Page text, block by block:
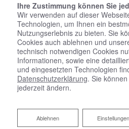
IHR
Ihre Zustimmung können Sie
Wir verwenden auf dieser
Technologien, um Ihnen ein
Nutzungserlebnis zu bieten. Sie
Cookies auch ablehnen und
technisch notwendigen Cookies
Informationen, sowie eine
und eingesetzten Technologien
Datenschutzerklärung. Sie
jederzeit ändern.
Einstellungen
Ablehnen
Ablehnen